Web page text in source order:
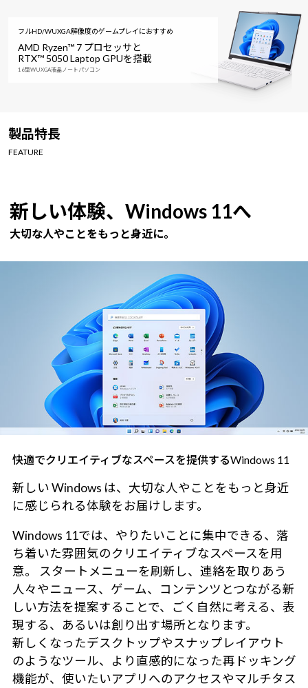
フルHD/WUXGA解像度のゲームプレイにおすすめ
AMD Ryzen™ 7 プロセッサと
RTX™ 5050 Laptop GPUを搭載
16型WUXGA液晶ノートパソコン
製品特長
FEATURE
新しい体験、Windows 11へ
大切な人やことをもっと身近に。
快適でクリエイティブなスペースを提供するWindows 11
新しい Windows は、大切な人やことをもっと身近
に感じられる体験をお届けします。
Windows 11では、やりたいことに集中できる、落
ち着いた雰囲気のクリエイティブなスペースを用
意。 スタートメニューを刷新し、連絡を取りあう
人々やニュース、ゲーム、コンテンツとつながる新
しい方法を提案することで、ごく自然に考える、表
現する、あるいは創り出す場所となります。
新しくなったデスクトップやスナップレイアウト
のようなツール、より直感的になった再ドッキング
機能が、使いたいアプリへのアクセスやマルチタス